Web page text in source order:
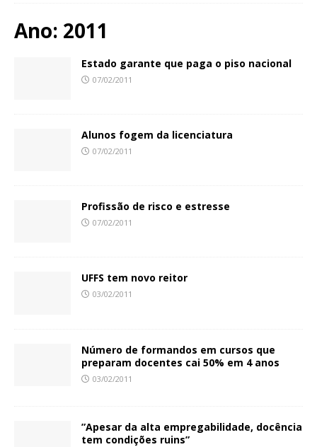
Ano: 2011
Estado garante que paga o piso nacional
07/02/2011
Alunos fogem da licenciatura
07/02/2011
Profissão de risco e estresse
07/02/2011
UFFS tem novo reitor
03/02/2011
Número de formandos em cursos que
preparam docentes cai 50% em 4 anos
03/02/2011
”Apesar da alta empregabilidade, docência
tem condições ruins”